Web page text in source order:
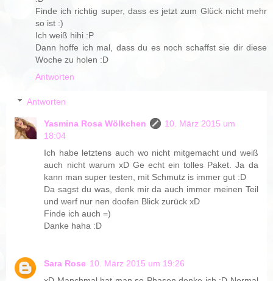
Finde ich richtig super, dass es jetzt zum Glück nicht mehr
so ist :)
Ich weiß hihi :P
Dann hoffe ich mal, dass du es noch schaffst sie dir diese
Woche zu holen :D
Antworten
Antworten
Yasmina Rosa Wölkchen
10. März 2015 um
18:04
Ich habe letztens auch wo nicht mitgemacht und weiß
auch nicht warum xD Ge echt ein tolles Paket. Ja da
kann man super testen, mit Schmutz is immer gut :D
Da sagst du was, denk mir da auch immer meinen Teil
und werf nur nen doofen Blick zurück xD
Finde ich auch =)
Danke haha :D
Sara Rose 10. März 2015 um 19:26